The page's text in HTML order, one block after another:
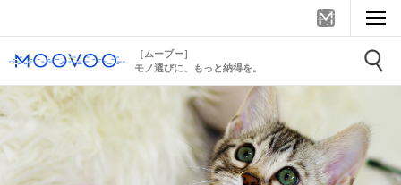
［ムーブー］
モノ選びに、もっと納得を。